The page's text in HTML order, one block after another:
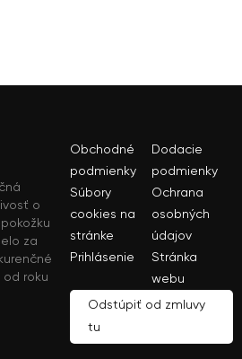
o
za
od roku
Obchodné
podmienky
Dodacie
podmienky
Súbory
cookies na
stránke
Ochrana
osobných
údajov
Prihlásenie
Stránka
webu
Odstúpiť od zmluvy
tu